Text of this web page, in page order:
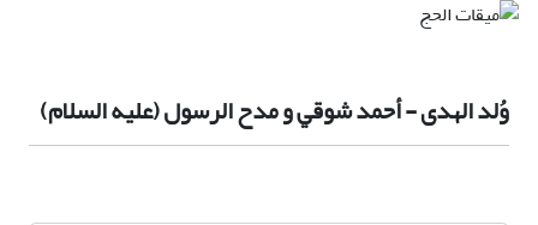
وُلد الهدى - أحمد شوقي و مدح الرسول (عليه السلام)